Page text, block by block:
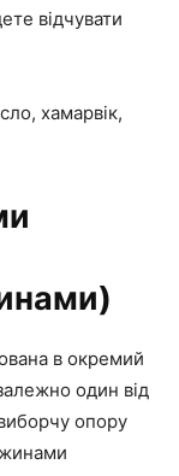
відчувати
хамарвік,
в окремий
один від
опору